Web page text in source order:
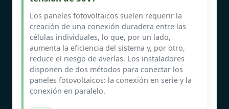
Los paneles fotovoltaicos suelen requerir la
creación de una conexión duradera entre las
células individuales, lo que, por un lado,
aumenta la eficiencia del sistema y, por otro,
reduce el riesgo de averías. Los instaladores
disponen de dos métodos para conectar los
paneles fotovoltaicos: la conexión en serie y la
conexión en paralelo.